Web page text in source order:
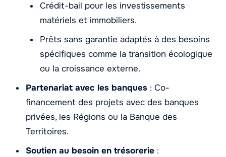
Crédit-bail pour les investissements
matériels et immobiliers.
Prêts sans garantie adaptés à des besoins
spécifiques comme la transition écologique
ou la croissance externe.
Partenariat avec les banques : Co-
financement des projets avec des banques
privées, les Régions ou la Banque des
Territoires.
Soutien au besoin en trésorerie :